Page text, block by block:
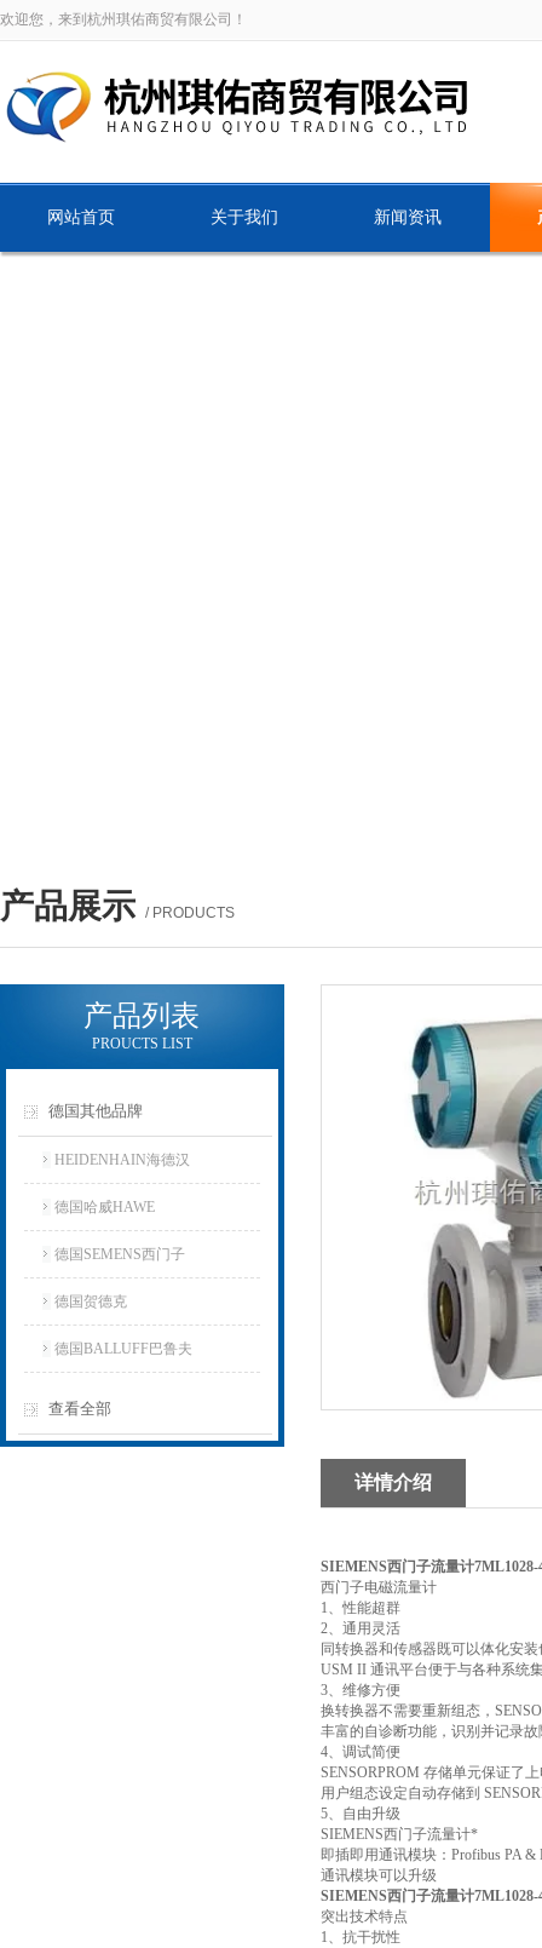
欢迎您，来到杭州琪佑商贸有限公司！
网站首页 关于我们 新闻资讯
产品展示 / PRODUCTS
产品列表
PROUCTS LIST
德国其他品牌
HEIDENHAIN海德汉
德国哈威HAWE
德国SEMENS西门子
德国贺德克
德国BALLUFF巴鲁夫
查看全部
详情介绍
SIEMENS西门子流量计7ML1028-
西门子电磁流量计
1、性能超群
2、通用灵活
同转换器和传感器既可以体化安
USM II 通讯平台便于与各种系统
3、维修方便
换转换器不需要重新组态，
丰富的自诊断功能，识别并记录故
4、调试简便
SENSORPROM 存储单元保证了
用户组态设定自动存储到
5、自由升级
SIEMENS西门子流量计*
即插即用通讯模块：Profibus PA &
通讯模块可以升级
SIEMENS西门子流量计7ML1028-
突出技术特点
1、抗干扰性